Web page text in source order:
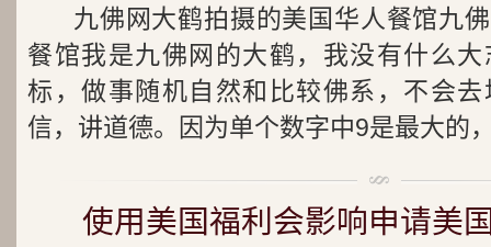
九佛网大鹤拍摄的美国华人餐馆九
餐馆我是九佛网的大鹤，我没有什么
标，做事随机自然和比较佛系，不会
信，讲道德。因为单个数字中9是最大的
使用美国福利会影响申请美